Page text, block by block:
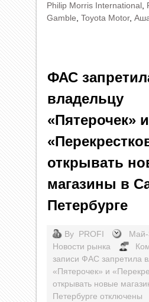
Philip Morris International
Gamble Toyota Motor,
ФАС
владельцу
«Пятерочек» и
открывать
магазины в
Петербурге
By PROFI
Май-
Новости рынка
записи ФАС запретила
«Пятерочек» и
открывать новые
Петербурге отключены